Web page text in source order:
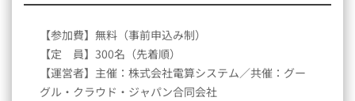
【参加費】無料（事前申込み制）
【定 員】300名（先着順）
【運営者】主催：株式会社電算システム／共催：グー
グル・クラウド・ジャパン合同会社